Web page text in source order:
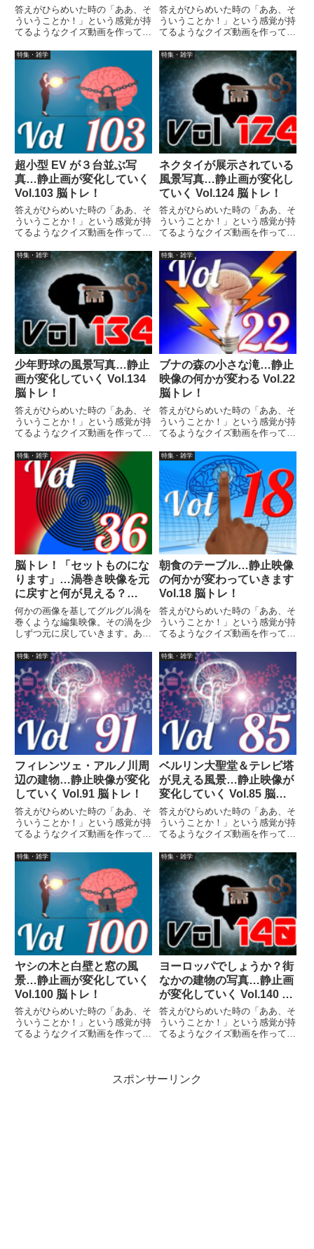
答えがひらめいた時の「ああ、そ
ういうことか！」という感覚が持
てるようなクイズ動画を作ってみ
画に答えはありませんので、最後
まで繰り返し見られます。
トレ！
答えがひらめいた時の「ああ、そ
ういうことか！」という感覚が持
てるようなクイズ動画を作ってみ
画に答えはありませんので、最後
まで繰り返し見られます。
特集・雑学
超小型 EV が３台並ぶ写
真…静止画が変化していく
Vol.103 脳トレ！
答えがひらめいた時の「ああ、そ
ういうことか！」という感覚が持
てるようなクイズ動画を作ってみ
画に答えはありませんので、最後
まで繰り返し見られます。
特集・雑学
ネクタイが展示されている
風景写真…静止画が変化し
ていく Vol.124 脳トレ！
答えがひらめいた時の「ああ、そ
ういうことか！」という感覚が持
てるようなクイズ動画を作ってみ
画に答えはありませんので、最後
まで繰り返し見られます。答えが
ひらめいた時の「ああ、そういう
ことか！」という感覚が持てるよ
うなクイズ動画を作ってみました
（というつもりです）。動画に答
えはありませんので、最後まで繰
り返し見られます。
特集・雑学
少年野球の風景写真…静止
画が変化していく Vol.134
脳トレ！
答えがひらめいた時の「ああ、そ
ういうことか！」という感覚が持
てるようなクイズ動画を作ってみ
画に答えはありませんので、最後
まで繰り返し見られます。
特集・雑学
ブナの森の小さな滝…静止
映像の何かが変わる Vol.22
脳トレ！
答えがひらめいた時の「ああ、そ
ういうことか！」という感覚が持
てるようなクイズ動画を作ってみ
画に答えはありませんので、最後
まで繰り返し見られます。
特集・雑学
脳トレ！「セットものにな
ります」…渦巻き映像を元
に戻すと何が見える？
Vol.36
何かの画像を基してグルグル渦を
巻くような編集映像。その渦を少
しずつ元に戻していきます。あな
ができますか？
特集・雑学
朝食のテーブル…静止映像
の何かが変わっていきます
Vol.18 脳トレ！
答えがひらめいた時の「ああ、そ
ういうことか！」という感覚が持
てるようなクイズ動画を作ってみ
画に答えはありませんので、最後
まで繰り返し見られます。
特集・雑学
フィレンツェ・アルノ川周
辺の建物…静止映像が変化
していく Vol.91 脳トレ！
答えがひらめいた時の「ああ、そ
ういうことか！」という感覚が持
てるようなクイズ動画を作ってみ
画に答えはありませんので、最後
まで繰り返し見られます。
特集・雑学
ベルリン大聖堂＆テレビ塔
が見える風景…静止映像が
変化していく Vol.85 脳ト
レ！
答えがひらめいた時の「ああ、そ
ういうことか！」という感覚が持
てるようなクイズ動画を作ってみ
画に答えはありませんので、最後
まで繰り返し見られます。
特集・雑学
ヤシの木と白壁と窓の風
景…静止画が変化していく
Vol.100 脳トレ！
答えがひらめいた時の「ああ、そ
ういうことか！」という感覚が持
てるようなクイズ動画を作ってみ
特集・雑学
ヨーロッパでしょうか？街
なかの建物の写真…静止画
が変化していく Vol.140 脳
トレ！
答えがひらめいた時の「ああ、そ
ういうことか！」という感覚が持
てるようなクイズ動画を作ってみ
スポンサーリンク